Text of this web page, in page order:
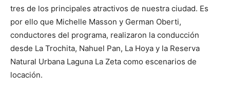
tres de los principales atractivos de nuestra ciudad. Es
por ello que Michelle Masson y German Oberti,
conductores del programa, realizaron la conducción
desde La Trochita, Nahuel Pan, La Hoya y la Reserva
Natural Urbana Laguna La Zeta como escenarios de
locación.